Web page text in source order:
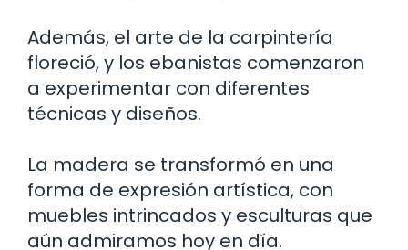
Además, el arte de la carpintería
floreció, y los ebanistas comenzaron
a experimentar con diferentes
técnicas y diseños.
La madera se transformó en una
forma de expresión artística, con
muebles intrincados y esculturas que
aún admiramos hoy en día.